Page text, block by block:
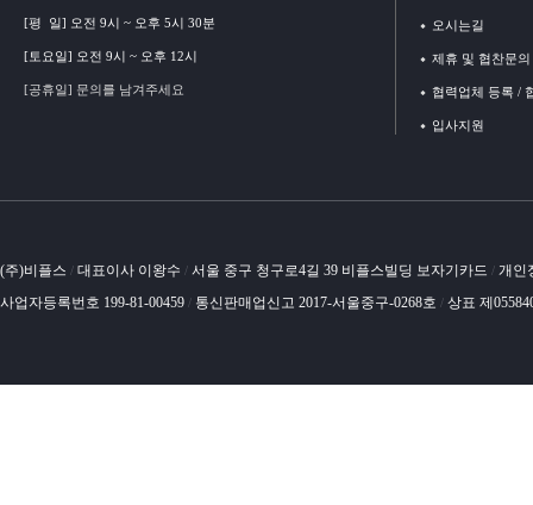
[평 일] 오전 9시 ~ 오후 5시 30분
[토요일] 오전 9시 ~ 오후 12시
[공휴일] 문의를 남겨주세요
오시는길
제휴 및 협찬문의
협력업체 등록 /
입사지원
(주)비플스 / 대표이사 이왕수 / 서울 중구 청구로4길 39 비플스빌딩 보자기카드 / 개인
사업자등록번호 199-81-00459 / 통신판매업신고 2017-서울중구-0268호 / 상표 제